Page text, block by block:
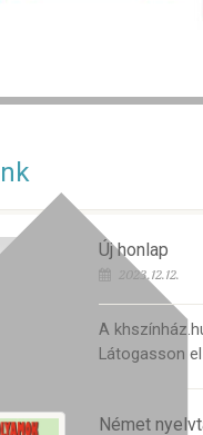
Új honlap
2023.12.12.
A
Látogasson
Német